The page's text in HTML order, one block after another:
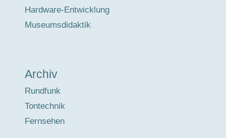
Hardware-Entwicklung
Museumsdidaktik
Archiv
Rundfunk
Tontechnik
Fernsehen